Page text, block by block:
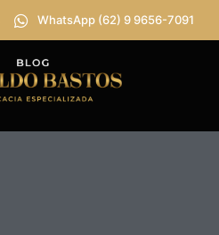
WhatsApp (62) 9 9656-7091